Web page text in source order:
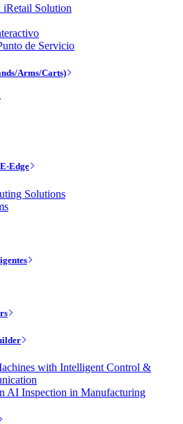
Solution
de Servicio
Arms/Carts)
Edge
Solutions
with Intelligent Control &
AI Inspection in Manufacturing